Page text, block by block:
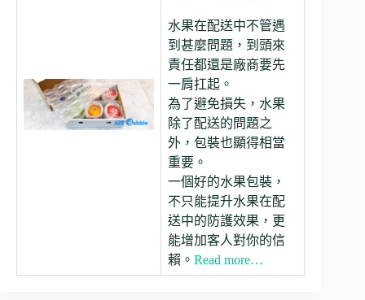
水果在配送中不管遇
到甚麼問題，到頭來
責任都還是廠商要先
一肩扛起。
為了避免損失，水果
除了配送的問題之
外，包裝也顯得相當
重要。
一個好的水果包裝，
不只能提升水果在配
送中的防護效果，更
能增加客人對你的信
賴。 Read more…